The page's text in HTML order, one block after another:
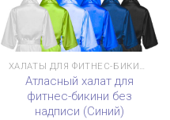
Атласный халат для
фитнес-бикини без
надписи (Синий)